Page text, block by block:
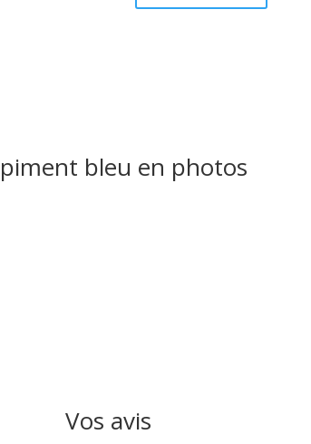
bleu en photos
Vos avis